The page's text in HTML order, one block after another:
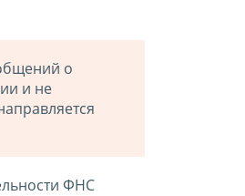
о
и не
ФНС